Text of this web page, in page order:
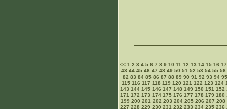
<<1 2 3 4 5 6 7 8 9 10 11 12 13 14 15 16 17
43 44 45 46 47 48 49 50 51 52 53 54 55 56
82 83 84 85 86 87 88 89 90 91 92 93 94 95
115 116 117 118 119 120 121 122 123 124
143 144 145 146 147 148 149 150 151 152
171 172 173 174 175 176 177 178 179 180
199 200 201 202 203 204 205 206 207 208
227 228 229 230 231 232 233 234 235 236